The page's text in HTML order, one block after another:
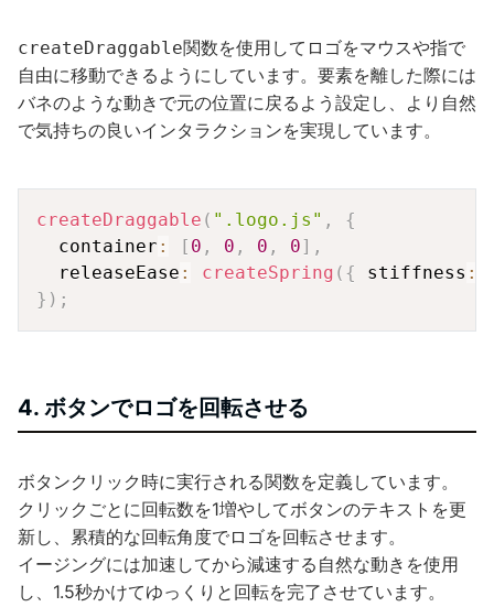
createDraggable関数を使用してロゴをマウスや指で
自由に移動できるようにしています。要素を離した際には
バネのような動きで元の位置に戻るよう設定し、より自然
で気持ちの良いインタラクションを実現しています。
createDraggable ( ".logo.js" ,
{
  container
: [ 0 , 0 , 0 , 0] ,
  releaseEase
: createSpring ( { stiffness :
} ) ;
4. ボタンでロゴを回転させる
ボタンクリック時に実行される関数を定義しています。
クリックごとに回転数を1増やしてボタンのテキストを更
新し、累積的な回転角度でロゴを回転させます。
イージングには加速してから減速する自然な動きを使用
し、1.5秒かけてゆっくりと回転を完了させています。